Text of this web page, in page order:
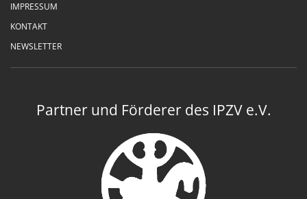
IMPRESSUM
KONTAKT
NEWSLETTER
Partner und Förderer des IPZV e.V.